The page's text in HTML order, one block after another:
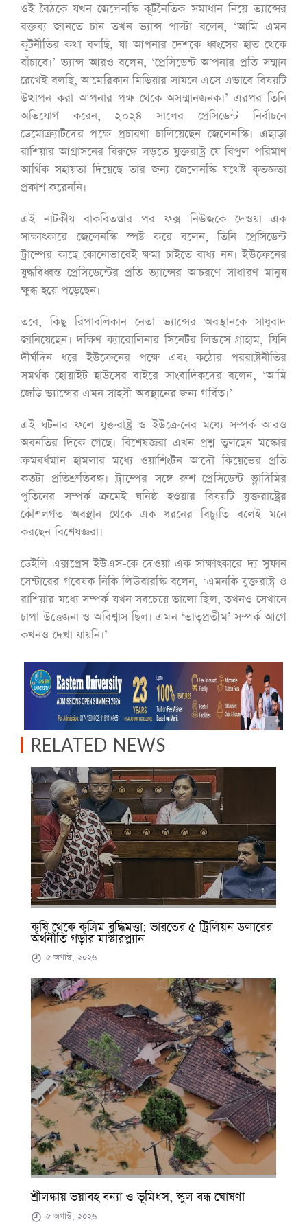
ওই বৈঠকে যখন জেলেনস্কি কূটনৈতিক সমাধান নিয়ে ভ্যান্সের
বক্তব্য জানতে চান তখন ভ্যান্স পাল্টা বলেন, ‘আমি এমন
কূটনীতির কথা বলছি, যা আপনার দেশকে ধ্বংসের হাত থেকে
বাঁচাবে।’ ভ্যান্স আরও বলেন, ‘প্রেসিডেন্ট আপনার প্রতি সম্মান
রেখেই বলছি, আমেরিকান মিডিয়ার সামনে এসে এভাবে বিষয়টি
উত্থাপন করা আপনার পক্ষ থেকে অসম্মানজনক।’ এরপর তিনি
অভিযোগ করেন, ২০২৪ সালের প্রেসিডেন্ট নির্বাচনে
ডেমোক্র্যাটদের পক্ষে প্রচারণা চালিয়েছেন জেলেনস্কি। এছাড়া
রাশিয়ার আগ্রাসনের বিরুদ্ধে লড়তে যুক্তরাষ্ট্র যে বিপুল পরিমাণ
আর্থিক সহায়তা দিয়েছে তার জন্য জেলেনস্কি যথেষ্ট কৃতজ্ঞতা
প্রকাশ করেননি।
এই নাটকীয় বাকবিতণ্ডার পর ফক্স নিউজকে দেওয়া এক
সাক্ষাৎকারে জেলেনস্কি স্পষ্ট করে বলেন, তিনি প্রেসিডেন্ট
ট্রাম্পের কাছে কোনোভাবেই ক্ষমা চাইতে বাধ্য নন। ইউক্রেনের
যুদ্ধবিধ্বস্ত প্রেসিডেন্টের প্রতি ভ্যান্সের আচরণে সাধারণ মানুষ
ক্ষুব্ধ হয়ে পড়েছেন।
তবে, কিছু রিপাবলিকান নেতা ভ্যান্সের অবস্থানকে সাধুবাদ
জানিয়েছেন। দক্ষিণ ক্যারোলিনার সিনেটর লিন্ডসে গ্রাহাম, যিনি
দীর্ঘদিন ধরে ইউক্রেনের পক্ষে এবং কঠোর পররাষ্ট্রনীতির
সমর্থক হোয়াইট হাউসের বাইরে সাংবাদিকদের বলেন, ‘আমি
জেডি ভ্যান্সের এমন সাহসী অবস্থানের জন্য গর্বিত।’
এই ঘটনার ফলে যুক্তরাষ্ট্র ও ইউক্রেনের মধ্যে সম্পর্ক আরও
অবনতির দিকে গেছে। বিশেষজ্ঞরা এখন প্রশ্ন তুলছেন মস্কোর
ক্রমবর্ধমান হামলার মধ্যে ওয়াশিংটন আদৌ কিয়েভের প্রতি
কতটা প্রতিশ্রুতিবদ্ধ। ট্রাম্পের সঙ্গে রুশ প্রেসিডেন্ট ভ্লাদিমির
পুতিনের সম্পর্ক ক্রমেই ঘনিষ্ঠ হওয়ার বিষয়টি যুক্তরাষ্ট্রের
কৌশলগত অবস্থান থেকে এক ধরনের বিচ্যুতি বলেই মনে
করছেন বিশেষজ্ঞরা।
ডেইলি এক্সপ্রেস ইউএস-কে দেওয়া এক সাক্ষাৎকারে দ্য সুফান
সেন্টারের গবেষক নিকি লিউবারস্কি বলেন, ‘এমনকি যুক্তরাষ্ট্র ও
রাশিয়ার মধ্যে সম্পর্ক যখন সবচেয়ে ভালো ছিল, তখনও সেখানে
চাপা উত্তেজনা ও অবিশ্বাস ছিল। এমন ‘ভাতৃপ্রতীম’ সম্পর্ক আগে
কখনও দেখা যায়নি।’
RELATED NEWS
কৃষি থেকে কৃত্রিম বুদ্ধিমত্তা: ভারতের ৫ ট্রিলিয়ন ডলারের
অর্থনীতি গড়ার মাস্টারপ্ল্যান
৫ অগাস্ট, ২০২৬
শ্রীলঙ্কায় ভয়াবহ বন্যা ও ভূমিধস, স্কুল বন্ধ ঘোষণা
৫ অগাস্ট, ২০২৬